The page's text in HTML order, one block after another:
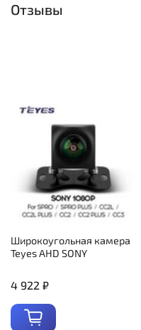
Отзывы
Широкоугольная камера
Teyes AHD SONY
4 922 ₽